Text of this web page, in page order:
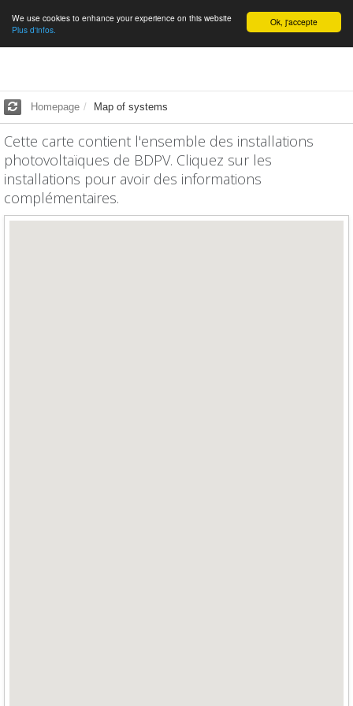
English Ok, j'accepte
We use cookies to enhance your experience on this website
Plus d'infos.
Homepage Map of systems
Cette carte contient l'ensemble des installations
photovoltaïques de BDPV. Cliquez sur les
installations pour avoir des informations
complémentaires.